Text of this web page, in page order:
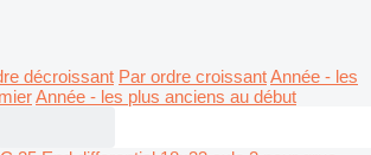
décroissant Par ordre croissantAnnée - les
Année - les plus anciens au début